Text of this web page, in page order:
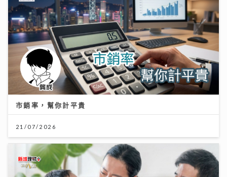
市銷率，幫你計平貴
21/07/2026